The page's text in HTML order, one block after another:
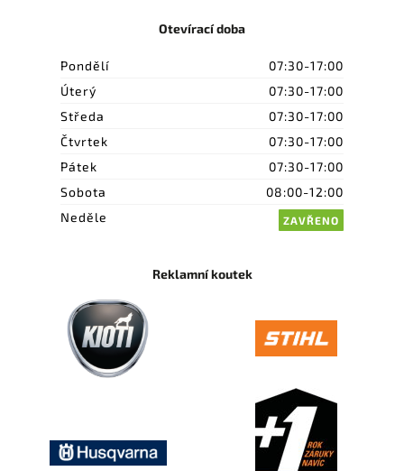
Otevírací doba
Pondělí
07:30-17:00
Úterý
07:30-17:00
Středa
07:30-17:00
Čtvrtek
07:30-17:00
Pátek
07:30-17:00
Sobota
08:00-12:00
Neděle
ZAVŘENO
Reklamní koutek